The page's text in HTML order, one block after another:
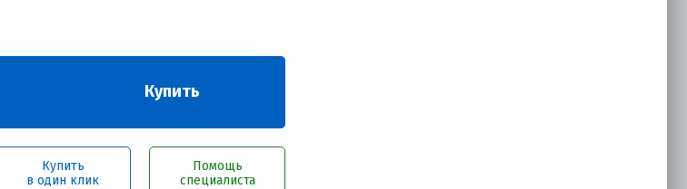
Купить
Купить
в один клик
Помощь
специалиста